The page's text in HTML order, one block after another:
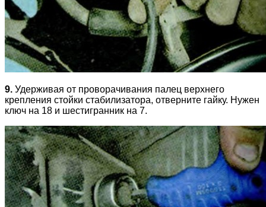
9. Удерживая от проворачивания палец верхнего
крепления стойки стабилизатора, отверните гайку. Нужен
ключ на 18 и шестигранник на 7.